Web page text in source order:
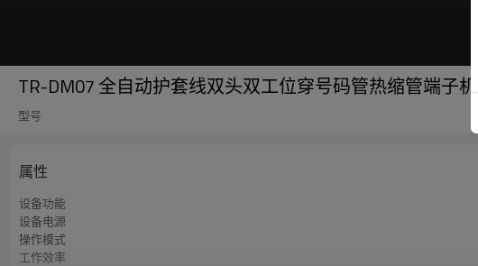
TR-DM07 全自动护套线双头双工位穿号码管热缩管端子机
型号
属性
设备功能
设备电源
操作模式
工作效率